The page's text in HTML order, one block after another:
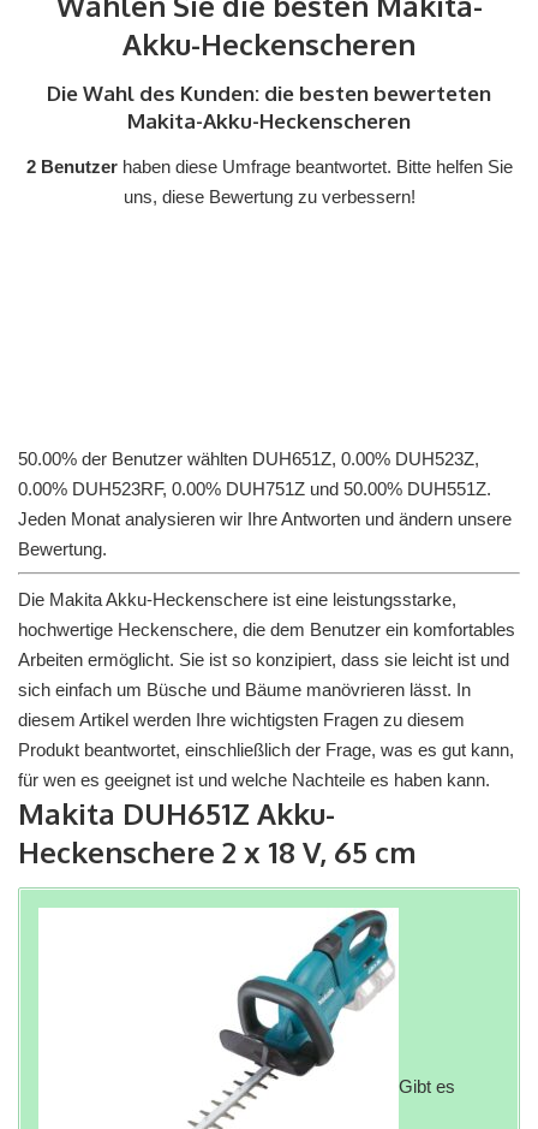
Akku-Heckenscheren
Die Wahl des Kunden: die besten bewerteten
Makita-Akku-Heckenscheren
2 Benutzerhaben diese Umfrage beantwortet. Bitte helfen Sie
uns, diese Bewertung zu verbessern!
50.00% der Benutzer wählten DUH651Z, 0.00% DUH523Z,
0.00% DUH523RF, 0.00% DUH751Z und 50.00% DUH551Z.
Jeden Monat analysieren wir Ihre Antworten und ändern unsere
Bewertung.
Die Makita Akku-Heckenschere ist eine leistungsstarke,
hochwertige Heckenschere, die dem Benutzer ein komfortables
Arbeiten ermöglicht. Sie ist so konzipiert, dass sie leicht ist und
sich einfach um Büsche und Bäume manövrieren lässt. In
diesem Artikel werden Ihre wichtigsten Fragen zu diesem
Produkt beantwortet, einschließlich der Frage, was es gut kann,
für wen es geeignet ist und welche Nachteile es haben kann.
Makita DUH651Z Akku-
Heckenschere 2 x 18 V, 65 cm
Gibt es